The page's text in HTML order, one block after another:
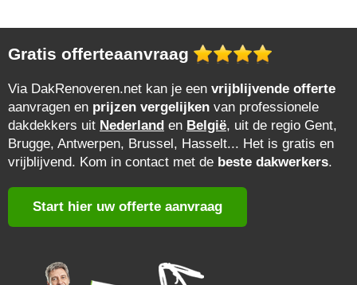
Gratis offerteaanvraag
Via DakRenoveren.net kan je een vrijblijvende offerte
aanvragen en prijzen vergelijken van professionele
dakdekkers uit Nederland en België, uit de regio Gent,
Brugge, Antwerpen, Brussel, Hasselt... Het is gratis en
vrijblijvend. Kom in contact met de beste dakwerkers.
Start hier uw offerte aanvraag